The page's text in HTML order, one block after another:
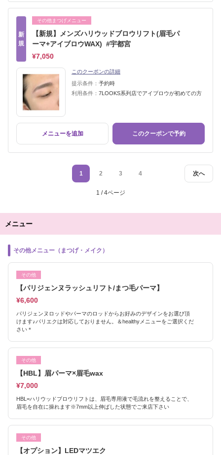
新
規
その他まつげメニュー
【新規】メンズハリウッドブロウリフト(眉毛パ
ーマ+アイブロウWAX) #宇都宮
¥7,050
このクーポンの詳細
提示条件： 予約時
利用条件： 7LOOKS系列店でアイブロウが初めての方
メニューを追加 このクーポンで予約
次へ
1 2 3 4
1 / 4ページ
メニュー
その他メニュー（まつげ・メイク）
その他
【パリジェンヌラッシュリフト/まつ毛パーマ】
¥6,600
パリジェンヌロッドやパーマのロッドからお好みのデザインをお選び頂
けます♪パリエクは対応しておりません。＆healthyメニューをご選択くだ
さい＊
その他
【HBL】眉パーマ×眉毛wax
¥7,000
HBL=ハリウッドブロウリフトは、眉毛専用液で毛流れを整えることで、
眉毛を自在に操れます※7mm以上伸ばした状態でご来店下さい
その他
【オプション】LEDマツエク